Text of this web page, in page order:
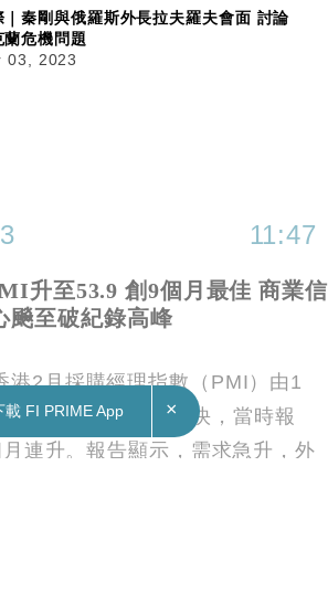
｜秦剛與俄羅斯外長拉夫羅夫會面 討論
蘭危機問題
03, 2023
11:47
載 FI PRIME App ×